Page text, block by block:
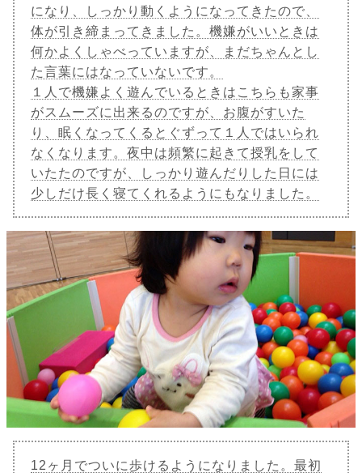
になり、しっかり動くようになってきたので、
体が引き締まってきました。機嫌がいいときは
何かよくしゃべっていますが、まだちゃんとし
た言葉にはなっていないです。
１人で機嫌よく遊んでいるときはこちらも家事
がスムーズに出来るのですが、お腹がすいた
り、眠くなってくるとぐずって１人ではいられ
なくなります。夜中は頻繁に起きて授乳をして
いたたのですが、しっかり遊んだりした日には
少しだけ長く寝てくれるようにもなりました。
12ヶ月でついに歩けるようになりました。最初